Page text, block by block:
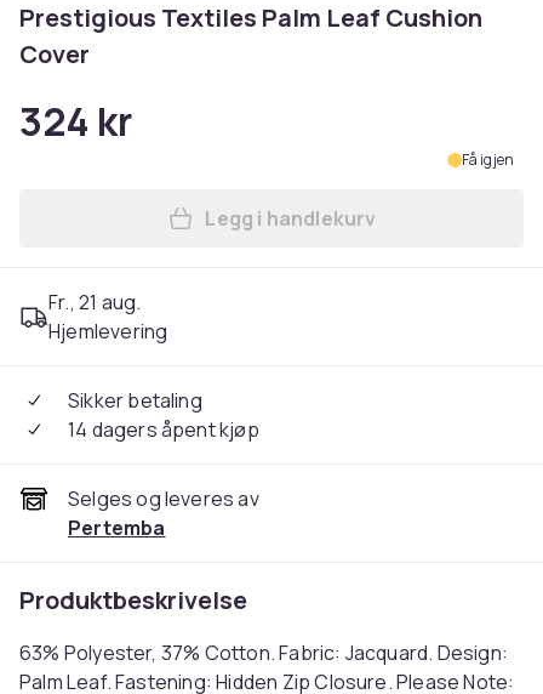
Prestigious Textiles Palm Leaf Cushion
Cover
324 kr
Få igjen
Legg Prestigious Textiles
Legg i handlekurv
Fr., 21 aug.
Hjemlevering
Sikker betaling
14 dagers åpent kjøp
Selges og leveres av
Pertemba
Produktbeskrivelse
63% Polyester, 37% Cotton. Fabric: Jacquard. Design:
Palm Leaf. Fastening: Hidden Zip Closure. Please Note: